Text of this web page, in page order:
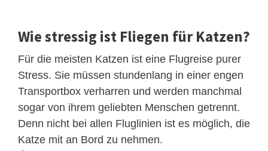
Wie stressig ist Fliegen für Katzen?
Für die meisten Katzen ist eine Flugreise purer
Stress. Sie müssen stundenlang in einer engen
Transportbox verharren und werden manchmal
sogar von ihrem geliebten Menschen getrennt.
Denn nicht bei allen Fluglinien ist es möglich, die
Katze mit an Bord zu nehmen.